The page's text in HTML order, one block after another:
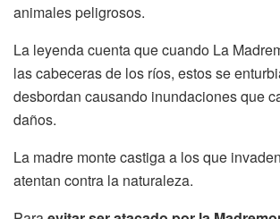
animales peligrosos.
La leyenda cuenta que cuando La
las cabeceras de los ríos, estos se
desbordan causando inundaciones que
daños.
La madre monte castiga a los que
atentan contra la naturaleza.